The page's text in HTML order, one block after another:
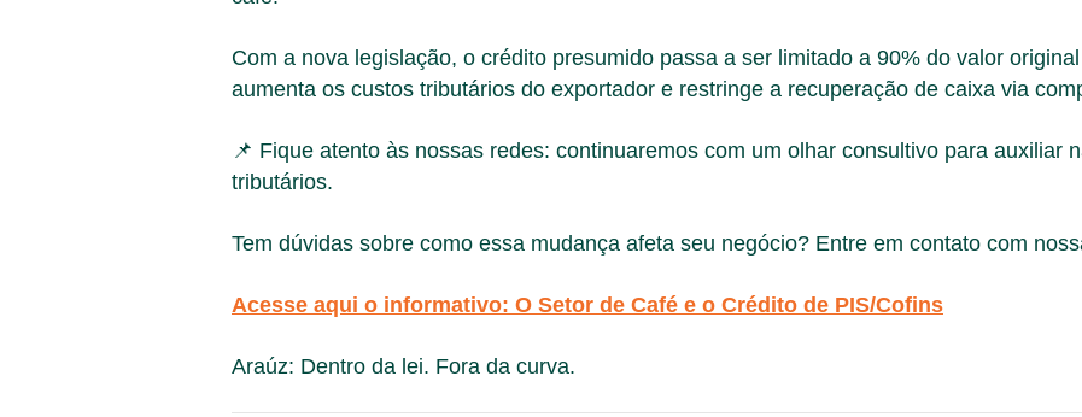
Com a nova legislação, o crédito presumido passa a ser limitado a 90% do valor
aumenta os custos tributários do exportador e restringe a recuperação de caixa via
📌 Fique atento às nossas redes: continuaremos com um olhar consultivo para auxiliar
tributários.
Tem dúvidas sobre como essa mudança afeta seu negócio? Entre em contato com
Acesse aqui o informativo: O Setor de Café e o Crédito de PIS/Cofins
Araúz: Dentro da lei. Fora da curva.